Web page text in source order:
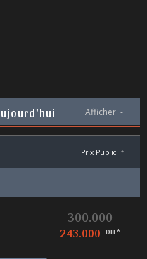
Afficher -
Prix Public *
300.000
243.000 DH *